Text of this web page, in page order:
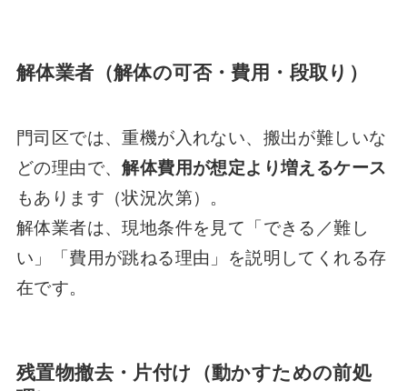
解体業者（解体の可否・費用・段取り）
門司区では、重機が入れない、搬出が難しいな
どの理由で、解体費用が想定より増えるケース
もあります（状況次第）。
解体業者は、現地条件を見て「できる／難し
い」「費用が跳ねる理由」を説明してくれる存
在です。
残置物撤去・片付け（動かすための前処